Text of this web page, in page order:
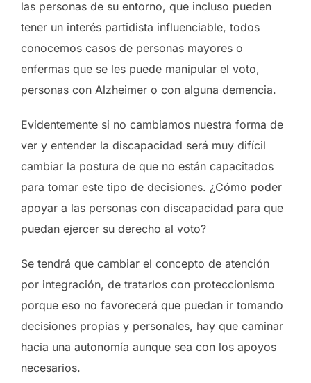
las personas de su entorno, que incluso pueden
tener un interés partidista influenciable, todos
conocemos casos de personas mayores o
enfermas que se les puede manipular el voto,
personas con Alzheimer o con alguna demencia.
Evidentemente si no cambiamos nuestra forma de
ver y entender la discapacidad será muy difícil
cambiar la postura de que no están capacitados
para tomar este tipo de decisiones. ¿Cómo poder
apoyar a las personas con discapacidad para que
puedan ejercer su derecho al voto?
Se tendrá que cambiar el concepto de atención
por integración, de tratarlos con proteccionismo
porque eso no favorecerá que puedan ir tomando
decisiones propias y personales, hay que caminar
hacia una autonomía aunque sea con los apoyos
necesarios.